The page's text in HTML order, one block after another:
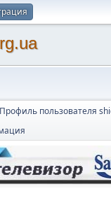
Профиль пользователя